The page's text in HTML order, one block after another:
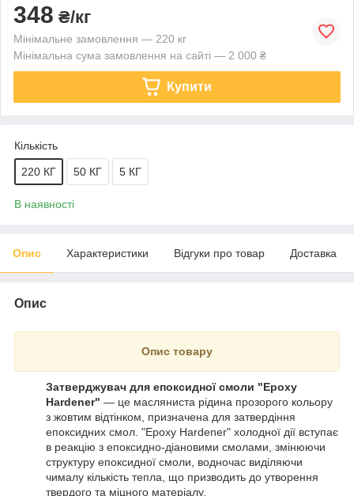
348 ₴/кг
Мінімальне замовлення — 220 кг
Мінімальна сума замовлення на сайті — 2 000 ₴
Купити
Кількість
220 КГ 50 КГ 5 КГ
В наявності
Опис Характеристики Відгуки про товар Доставка
Опис
Опис товару
Затверджувач для епоксидної смоли "Epoxy
Hardener" — це масляниста рідина прозорого кольору
з жовтим відтінком, призначена для затвердіння
епоксидних смол. "Epoxy Hardener" холодної дії вступає
в реакцію з епоксидно-діановими смолами, змінюючи
структуру епоксидної смоли, водночас виділяючи
чималу кількість тепла, що призводить до утворення
твердого та міцного матеріалу.